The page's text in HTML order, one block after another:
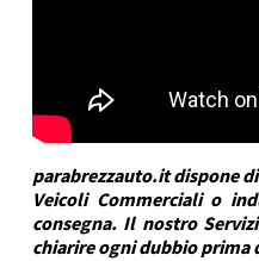
parabrezzauto.it dispone
Veicoli Commerciali o
consegna. Il nostro
chiarire ogni dubbio prima